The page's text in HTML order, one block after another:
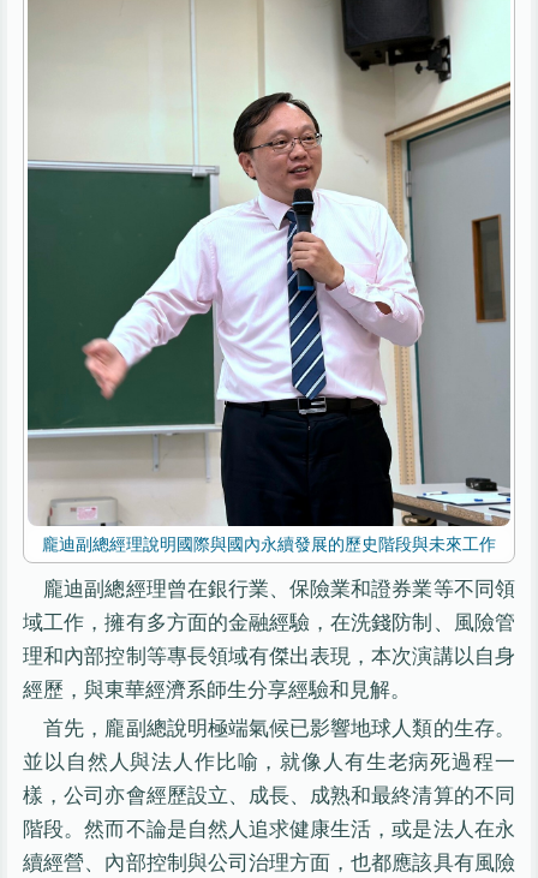
龐迪副總經理說明國際與國內永續發展的歷史階段與未來工作
龐迪副總經理曾在銀行業、保險業和證券業等不同領
域工作，擁有多方面的金融經驗，在洗錢防制、風險管
理和內部控制等專長領域有傑出表現，本次演講以自身
經歷，與東華經濟系師生分享經驗和見解。
首先，龐副總說明極端氣候已影響地球人類的生存。
並以自然人與法人作比喻，就像人有生老病死過程一
樣，公司亦會經歷設立、成長、成熟和最終清算的不同
階段。然而不論是自然人追求健康生活，或是法人在永
續經營、內部控制與公司治理方面，也都應該具有風險